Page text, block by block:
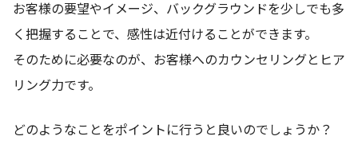
お客様の要望やイメージ、バックグラウンドを少しでも多
く把握することで、感性は近付けることができます。
そのために必要なのが、お客様へのカウンセリングとヒア
リング力です。
どのようなことをポイントに行うと良いのでしょうか？